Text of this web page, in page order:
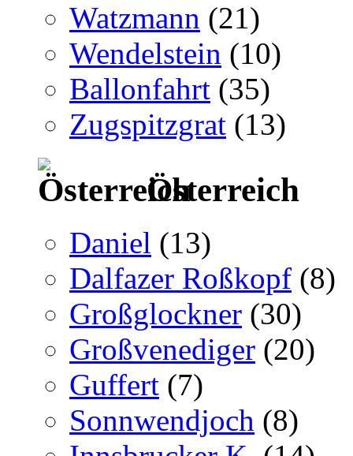
Watzmann (21)
Wendelstein (10)
Ballonfahrt (35)
Zugspitzgrat (13)
Österreich
Daniel (13)
Dalfazer Roßkopf (8)
Großglockner (30)
Großvenediger (20)
Guffert (7)
Sonnwendjoch (8)